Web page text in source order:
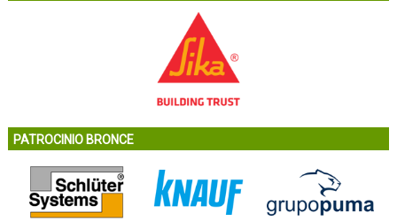
PATROCINIO BRONCE